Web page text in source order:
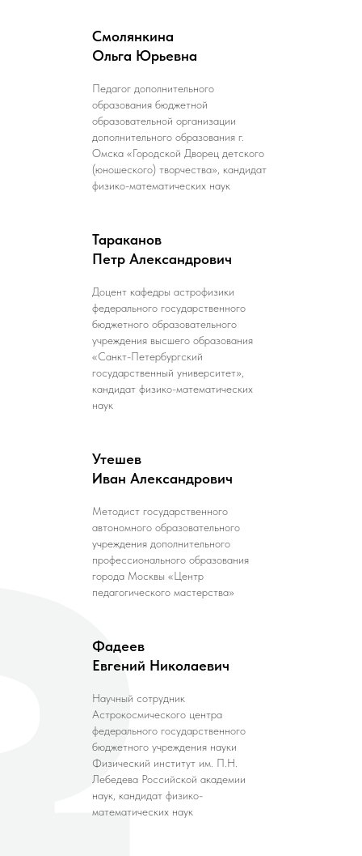
Смолянкина
Ольга Юрьевна
Педагог дополнительного
образования бюджетной
образовательной организации
дополнительного образования г.
Омска «Городской Дворец детского
(юношеского) творчества», кандидат
физико-математических наук
Тараканов
Петр Александрович
Доцент кафедры астрофизики
федерального государственного
бюджетного образовательного
учреждения высшего образования
«Санкт-Петербургский
государственный университет»,
кандидат физико-математических
наук
Утешев
Иван Александрович
Методист государственного
автономного образовательного
учреждения дополнительного
профессионального образования
города Москвы «Центр
педагогического мастерства»
Фадеев
Евгений Николаевич
Научный сотрудник
Астрокосмического центра
федерального государственного
бюджетного учреждения науки
Физический институт им. П.Н.
Лебедева Российской академии
наук, кандидат физико-
математических наук